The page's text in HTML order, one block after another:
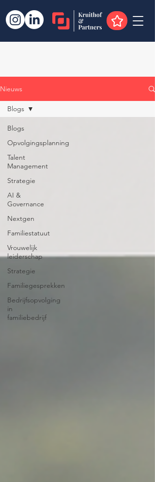
Nieuws
Blogs
Opvolgingsplanning
Talent
Management
Strategie
AI &
Governance
Nextgen
Familiestatuut
Vrouwelijk
leiderschap
Strategie
Familiegesprekken
Bedrijfsopvolging
in
familiebedrijf
Blogs